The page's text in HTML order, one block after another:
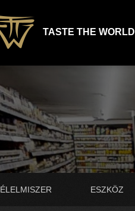
TASTE THE WORLD
ÉLELMISZER ESZKÖZ